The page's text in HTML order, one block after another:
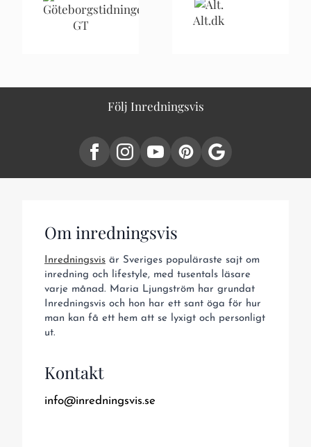
GT Alt.dk
Följ Inredningsvis
Om inredningsvis
Inredningsvis är Sveriges populäraste sajt om
inredning och lifestyle, med tusentals läsare
varje månad. Maria Ljungström har grundat
Inredningsvis och hon har ett sant öga för hur
man kan få ett hem att se lyxigt och personligt
ut.
Kontakt
info@inredningsvis.se